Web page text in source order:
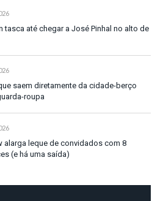
tasca até chegar a José Pinhal no alto de
saem diretamente da cidade-berço
roupa
alarga leque de convidados com 8
(e há uma saída)